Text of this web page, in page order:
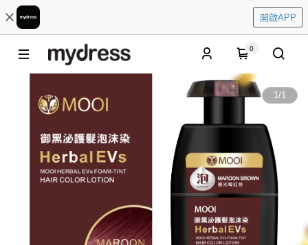
開啟APP
0
1/1